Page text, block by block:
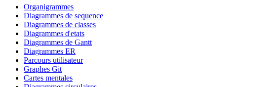
Organigrammes
Diagrammes de sequence
Diagrammes de classes
Diagrammes d'etats
Diagrammes de Gantt
Diagrammes ER
Parcours utilisateur
Graphes Git
Cartes mentales